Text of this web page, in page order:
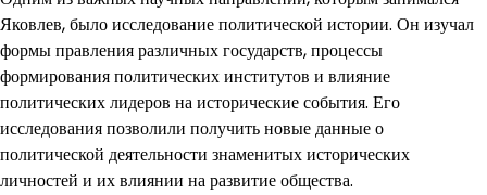
Яковлев, было исследование политической истории. Он изучал
формы правления различных государств, процессы
формирования политических институтов и влияние
политических лидеров на исторические события. Его
исследования позволили получить новые данные о
политической деятельности знаменитых исторических
личностей и их влиянии на развитие общества.